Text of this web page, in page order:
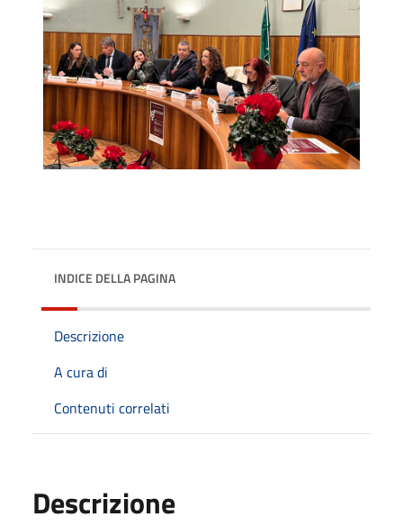
INDICE DELLA PAGINA
Descrizione
A cura di
Contenuti correlati
Descrizione